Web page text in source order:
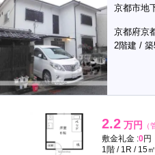
京都市地
京都府京
2階建 / 築
2.2 万円 （
敷金礼金 :0円
1階 / 1R / 15㎡